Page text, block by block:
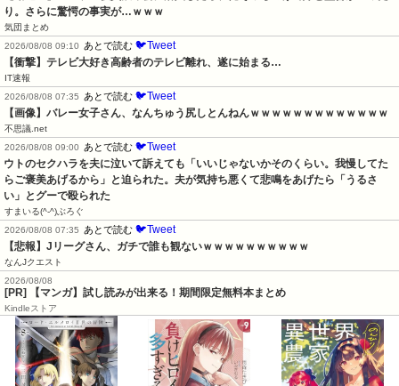
り。さらに驚愕の事実が…ｗｗｗ
気団まとめ
2026/08/08 09:10
あとで読む 🐦Tweet
【衝撃】テレビ大好き高齢者のテレビ離れ、遂に始まる…
IT速報
2026/08/08 07:35
あとで読む 🐦Tweet
【画像】バレー女子さん、なんちゅう尻しとんねんｗｗｗｗｗｗｗｗｗｗｗｗｗ
不思議.net
2026/08/08 09:00
あとで読む 🐦Tweet
ウトのセクハラを夫に泣いて訴えても「いいじゃないかそのくらい。我慢してた
らご褒美あげるから」と迫られた。夫が気持ち悪くて悲鳴をあげたら「うるさ
い」とグーで殴られた
すまいる(^-^)ぶろぐ
2026/08/08 07:35
あとで読む 🐦Tweet
【悲報】Jリーグさん、ガチで誰も観ないｗｗｗｗｗｗｗｗｗｗ
なんJクエスト
2026/08/08
[PR] 【マンガ】試し読みが出来る！期間限定無料本まとめ
Kindleストア